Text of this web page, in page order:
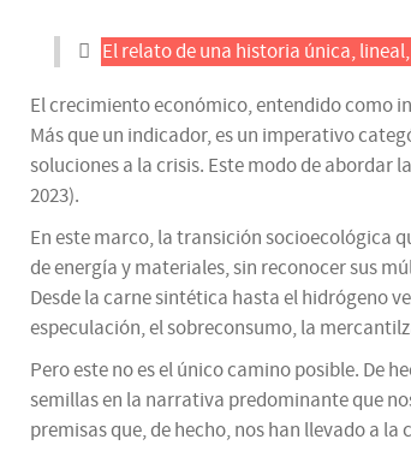
El relato de una historia única,
El crecimiento económico, entendido como
Más que un indicador, es un imperativo
soluciones a la crisis. Este modo de abordar
2023).
En este marco, la transición socioecológica
de energía y materiales, sin reconocer sus
Desde la carne sintética hasta el hidrógeno
especulación, el sobreconsumo, la
Pero este no es el único camino posible. De
semillas en la narrativa predominante que
premisas que, de hecho, nos han llevado a